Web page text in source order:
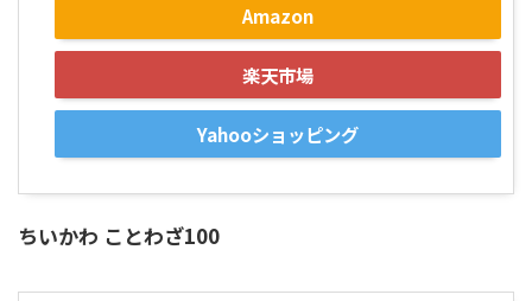
Amazon
楽天市場
Yahooショッピング
ちいかわ ことわざ100